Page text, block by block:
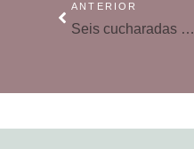
ANTERIOR
Seis cucharadas de azúcar al día, el límite para los niños